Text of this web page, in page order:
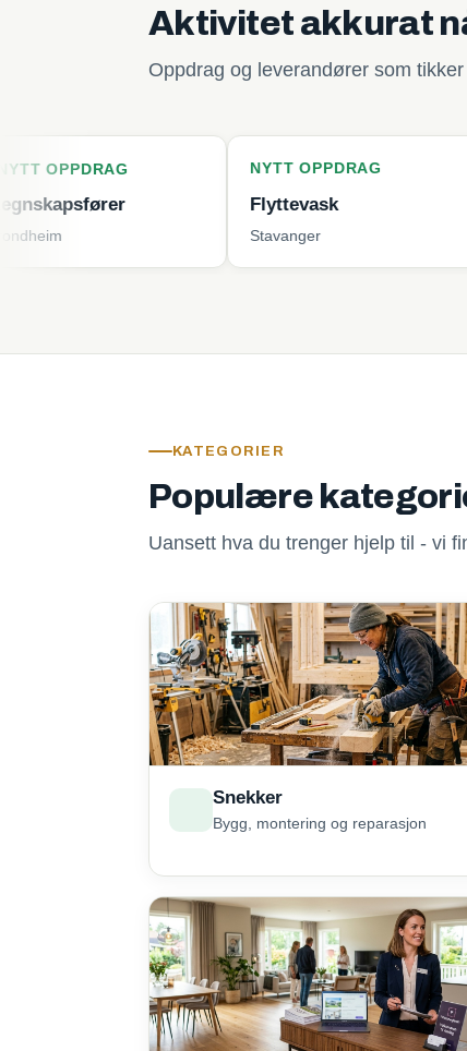
Aktivitet akkurat
Oppdrag og leverandører som
NYTT OPPDRAG NYTT
KATEGORIER
Populære
Uansett hva du trenger hjelp til - vi
Snekker
Bygg, montering og reparasjon